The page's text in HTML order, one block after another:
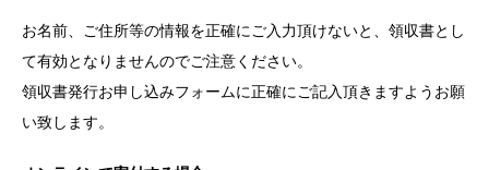
お名前、ご住所等の情報を正確にご入力頂けないと、領収書とし
て有効となりませんのでご注意ください。
領収書発行お申し込みフォームに正確にご記入頂きますようお願
い致します。